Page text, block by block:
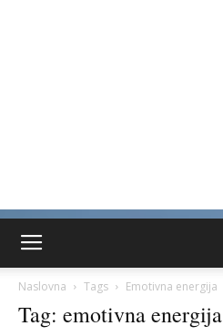
Naslovna Tags Emotivna energija
Tag: emotivna energija